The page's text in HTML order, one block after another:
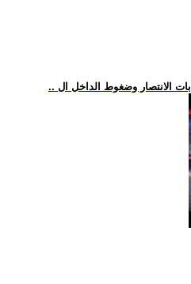
الانتصار وضغوط الداخل ال